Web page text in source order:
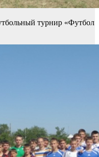
турнир «Футбол